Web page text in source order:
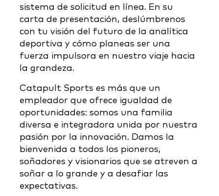
sistema de solicitud en línea. En su
carta de presentación, deslúmbrenos
con tu visión del futuro de la analítica
deportiva y cómo planeas ser una
fuerza impulsora en nuestro viaje hacia
la grandeza.
Catapult Sports es más que un
empleador que ofrece igualdad de
oportunidades: somos una familia
diversa e integradora unida por nuestra
pasión por la innovación. Damos la
bienvenida a todos los pioneros,
soñadores y visionarios que se atreven a
soñar a lo grande y a desafiar las
expectativas.